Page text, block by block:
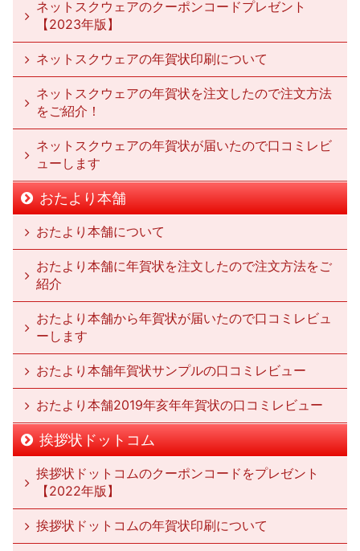
ネットスクウェアのクーポンコードプレゼント
【2023年版】
ネットスクウェアの年賀状印刷について
ネットスクウェアの年賀状を注文したので注文方法
をご紹介！
ネットスクウェアの年賀状が届いたので口コミレビ
ューします
おたより本舗
おたより本舗について
おたより本舗に年賀状を注文したので注文方法をご
紹介
おたより本舗から年賀状が届いたので口コミレビュ
ーします
おたより本舗年賀状サンプルの口コミレビュー
おたより本舗2019年亥年年賀状の口コミレビュー
挨拶状ドットコム
挨拶状ドットコムのクーポンコードをプレゼント
【2022年版】
挨拶状ドットコムの年賀状印刷について